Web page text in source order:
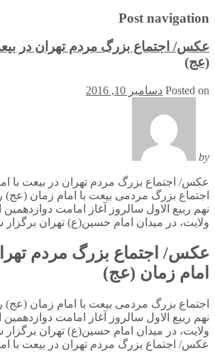
Post navigation
عکس/ اجتماع بزرگ مردم تهران در
(عج)
Posted on دسامبر 10, 2016
by
عکس/ اجتماع بزرگ مردم تهران در بیعت با
اجتماع بزرگ مردمی بیعت با امام زمان (عج)
نهم ربیع الاول سالروز آغاز امامت دوازدهمین
ولایت، در میدان امام حسین(ع) تهران برگزار
عکس/ اجتماع بزرگ مردم
امام زمان (عج)
اجتماع بزرگ مردمی بیعت با امام زمان (عج)
نهم ربیع الاول سالروز آغاز امامت دوازدهمین
ولایت، در میدان امام حسین(ع) تهران برگزار
عکس/ اجتماع بزرگ مردم تهران در بیعت با